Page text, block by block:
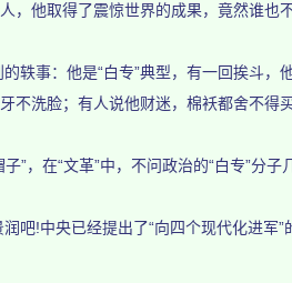
，他取得了震惊世界的成果，竟然谁也不
事：他是“白专”典型，有一回挨斗，
不洗脸；有人说他财迷，棉袄都舍不得
，在“文革”中，不问政治的“白专”分子
!中央已经提出了“向四个现代化进军”